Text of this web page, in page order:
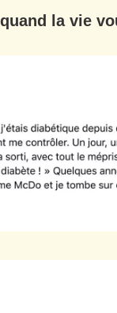
la vie